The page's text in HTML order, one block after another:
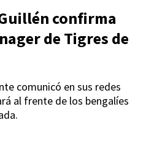
confirma
de Tigres de
comunicó en sus redes
al frente de los bengalíes